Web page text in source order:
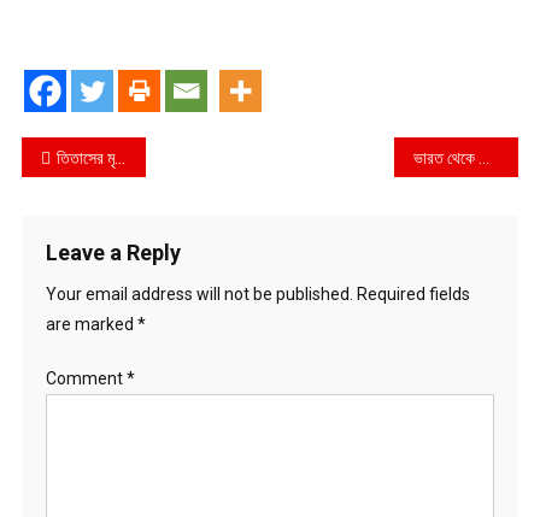
Post
তিতাসের মৃত্যুর ঘটনা তদন্তে নৌপরিবহন মন্ত্রণালয়ের কমিটি পুনর্গঠন ভারত থেকে বিশেষজ্ঞ আসছে, জানালেন আতিকুল
Leave a Reply
Your email address will not be published. Required fields
are marked *
Comment*